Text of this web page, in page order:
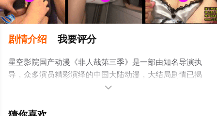
剧情介绍 我要评分
星空影院国产动漫《非人哉第三季》是一部由知名导演执
导，众多演员精彩演绎的中国大陆动漫，大结局剧情已揭
晓（全24集），手机免费观看高清未删减完整版动漫全集
猫或剧情网等平台了解。
